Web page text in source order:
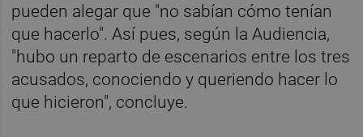
pueden alegar que "no sabían cómo tenían
que hacerlo". Así pues, según la Audiencia,
"hubo un reparto de escenarios entre los tres
acusados, conociendo y queriendo hacer lo
que hicieron", concluye.